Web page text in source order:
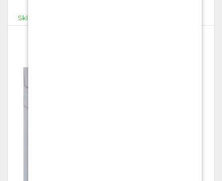
Skladem